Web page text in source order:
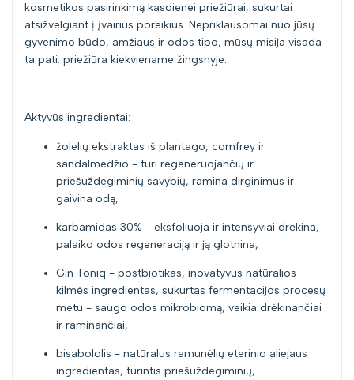
kosmetikos pasirinkimą kasdienei priežiūrai, sukurtai
atsižvelgiant į įvairius poreikius. Nepriklausomai nuo jūsų
gyvenimo būdo, amžiaus ir odos tipo, mūsų misija visada
ta pati: priežiūra kiekviename žingsnyje.
Aktyvūs ingredientai:
žolelių ekstraktas iš plantago, comfrey ir
sandalmedžio - turi regeneruojančių ir
priešuždegiminių savybių, ramina dirginimus ir
gaivina odą,
karbamidas 30% - eksfoliuoja ir intensyviai drėkina,
palaiko odos regeneraciją ir ją glotnina,
Gin Toniq - postbiotikas, inovatyvus natūralios
kilmės ingredientas, sukurtas fermentacijos procesų
metu - saugo odos mikrobiomą, veikia drėkinančiai
ir raminančiai,
bisabololis - natūralus ramunėlių eterinio aliejaus
ingredientas, turintis priešuždegiminių,